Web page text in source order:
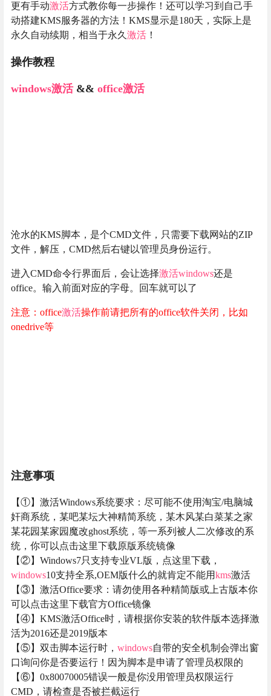
更有手动激活方式教你每一步操作！还可以学习到自己手
动搭建KMS服务器的方法！KMS显示是180天，实际上是
永久自动续期，相当于永久 激活 ！
操作教程
windows激活&& office激活
沧水的KMS脚本，是个CMD文件，只需要下载网站的ZIP
文件，解压，CMD然后右键以管理员身份运行。
进入CMD命令行界面后，会让选择激活windows还是
office。输入前面对应的字母。回车就可以了
注意：office激活操作前请把所有的office软件关闭，比如
onedrive等
注意事项
【①】激活Windows系统要求：尽可能不使用淘宝/电脑城
奸商系统，某吧某坛大神精简系统，某木风某白菜某之家
某花园某家园魔改ghost系统，等一系列被人二次修改的系
统，你可以点击这里下载原版系统镜像
【②】Windows7只支持专业VL版，点这里下载，
windows10支持全系,OEM版什么的就肯定不能用kms激活
【③】激活Office要求：请勿使用各种精简版或上古版本你
可以点击这里下载官方Office镜像
【④】KMS激活Office时，请根据你安装的软件版本选择激
活为2016还是2019版本
【⑤】双击脚本运行时， windows自带的安全机制会弹出窗
口询问你是否要运行！因为脚本是申请了管理员权限的
【⑥】0x80070005错误一般是你没用管理员权限运行
CMD，请检查是否被拦截运行